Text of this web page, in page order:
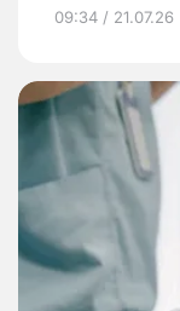
09:34 / 21.07.26